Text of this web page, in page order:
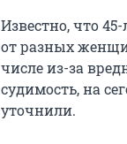
Известно, что
от разных
числе из-за
судимость, на
уточнили.